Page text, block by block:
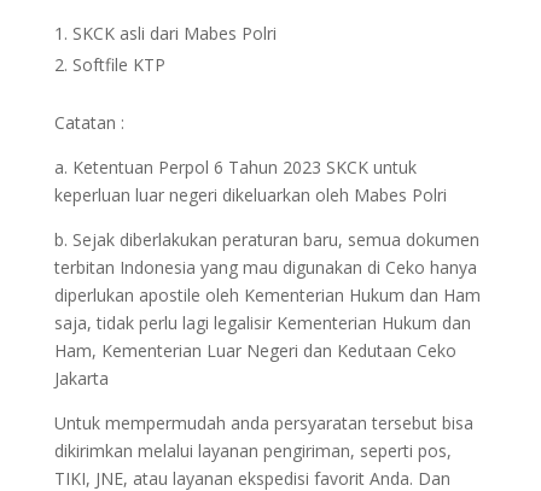
SKCK asli dari Mabes Polri
Softfile KTP
Catatan :
a. Ketentuan Perpol 6 Tahun 2023 SKCK untuk
keperluan luar negeri dikeluarkan oleh Mabes Polri
b. Sejak diberlakukan peraturan baru, semua dokumen
terbitan Indonesia yang mau digunakan di Ceko hanya
diperlukan apostile oleh Kementerian Hukum dan Ham
saja, tidak perlu lagi legalisir Kementerian Hukum dan
Ham, Kementerian Luar Negeri dan Kedutaan Ceko
Jakarta
Untuk mempermudah anda persyaratan tersebut bisa
dikirimkan melalui layanan pengiriman, seperti pos,
TIKI, JNE, atau layanan ekspedisi favorit Anda. Dan